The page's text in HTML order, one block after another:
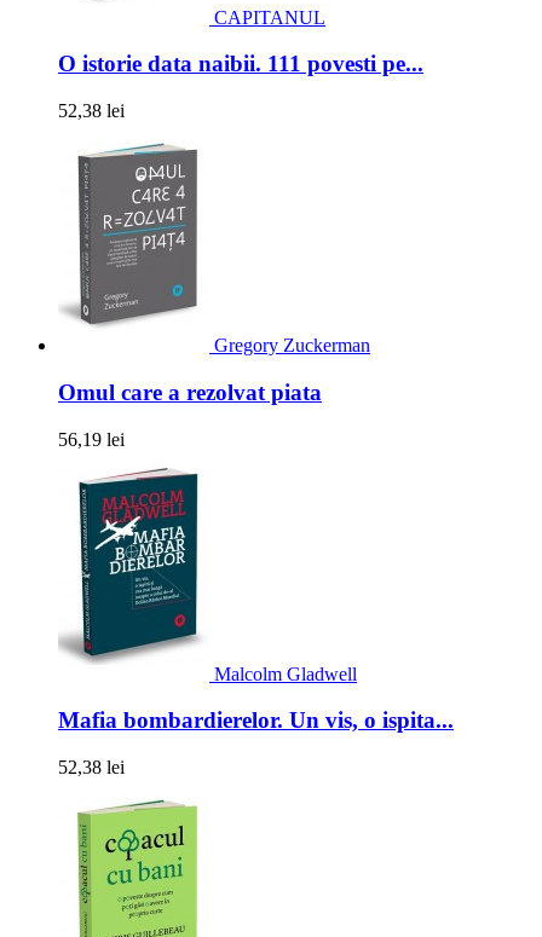
CAPITANUL
O istorie data naibii. 111 povesti pe...
52,38 lei
Gregory Zuckerman
Omul care a rezolvat piata
56,19 lei
Malcolm Gladwell
Mafia bombardierelor. Un vis, o ispita...
52,38 lei